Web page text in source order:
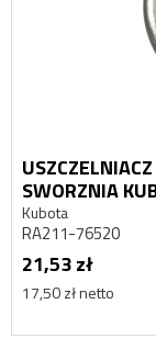
SWORZNIA
Kubota
RA211-76520
21,53 zł
17,50 zł netto